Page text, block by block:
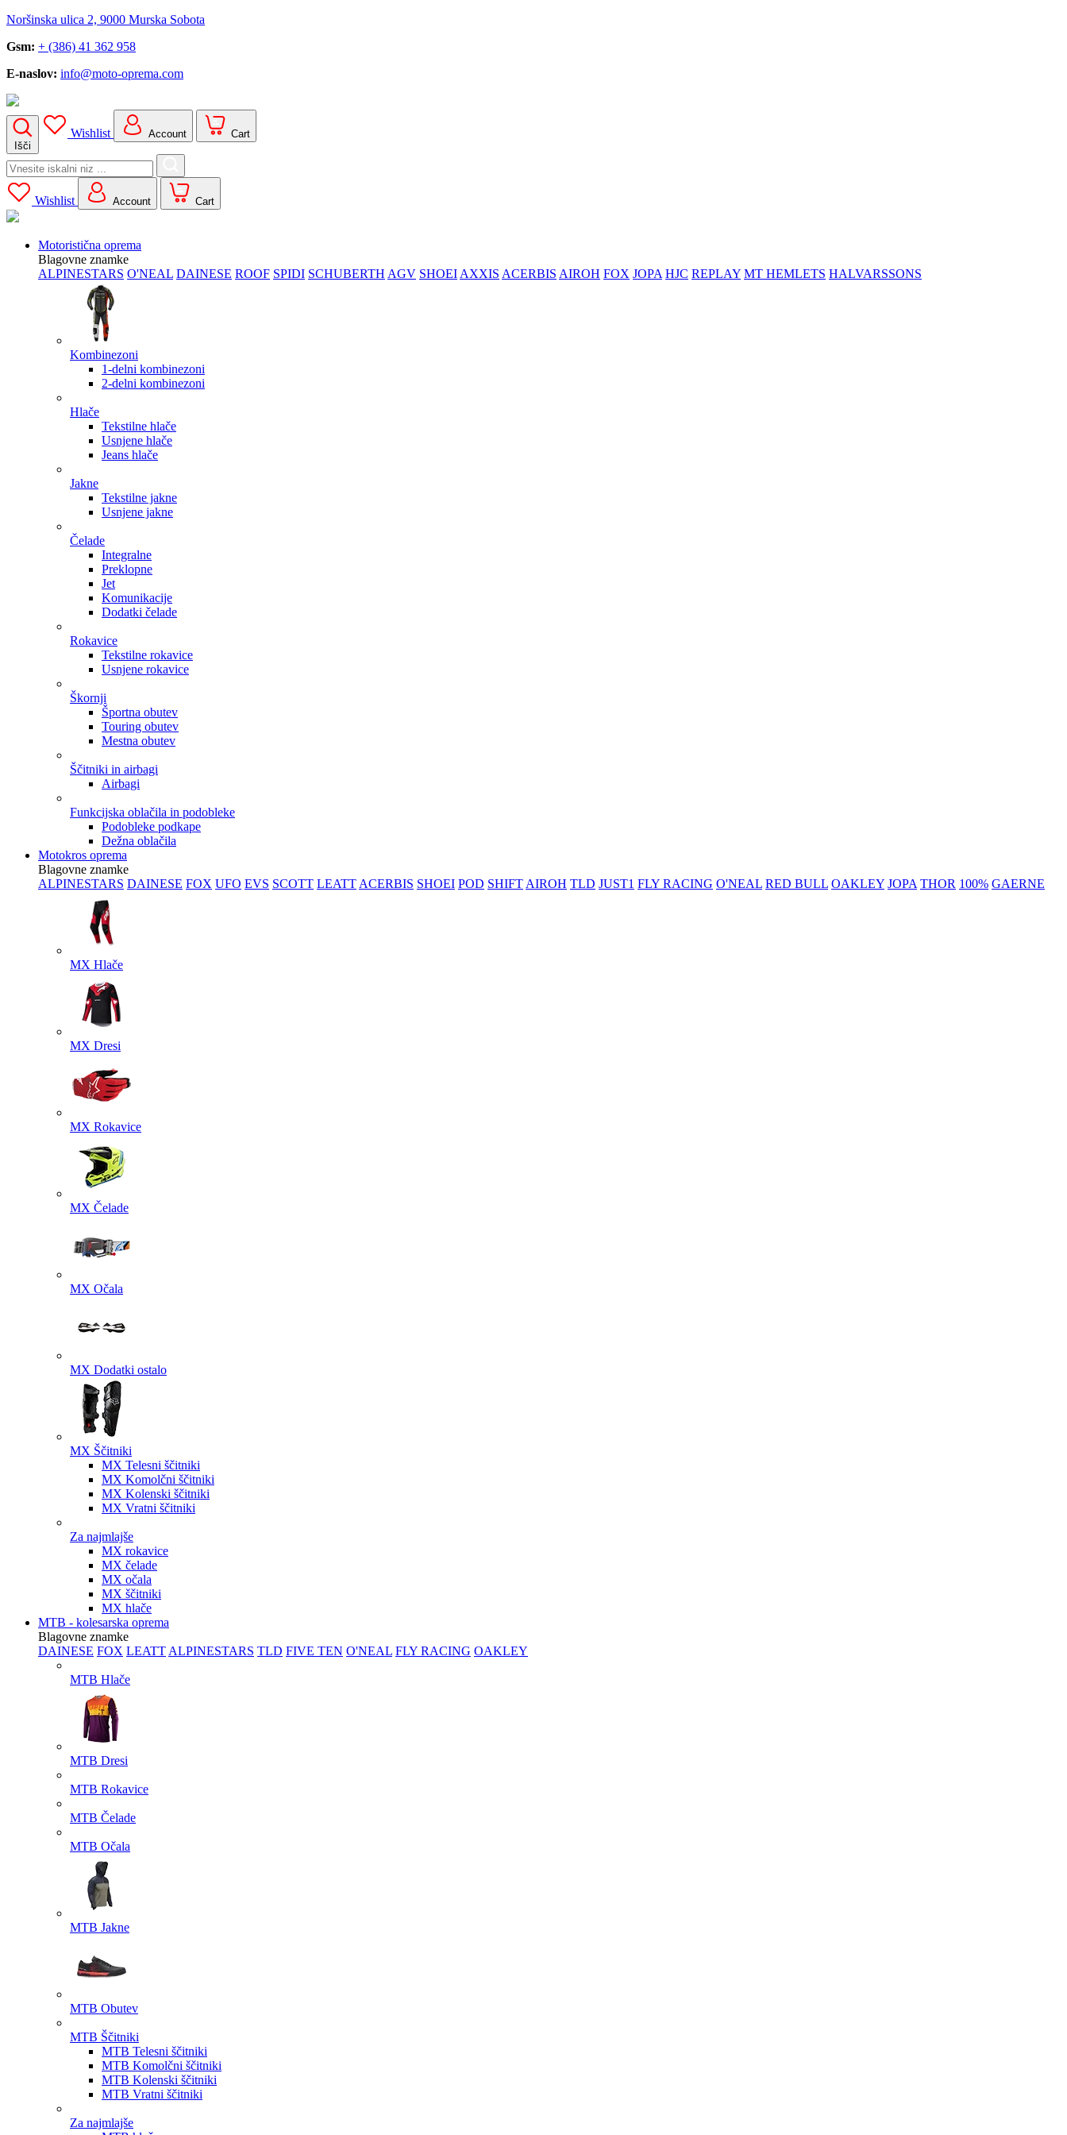
Noršinska ulica 2, 9000 Murska Sobota
Gsm: + (386) 41 362 958
E-naslov: info@moto-oprema.com
Išči
Wishlist Account Cart
Search
for:
Wishlist
Account Cart
Motoristična oprema
Blagovne znamke
ALPINESTARS O'NEAL DAINESE ROOF SPIDI SCHUBERTH AGV SHOEI AXXIS ACERBIS AIROH FOX JOPA HJC REPLAY MT HEMLETS HALVARSSONS
Kombinezoni
1-delni kombinezoni
2-delni kombinezoni
Hlače
Tekstilne hlače
Usnjene hlače
Jeans hlače
Jakne
Tekstilne jakne
Usnjene jakne
Čelade
Integralne
Preklopne
Jet
Komunikacije
Dodatki čelade
Rokavice
Tekstilne rokavice
Usnjene rokavice
Škornji
Športna obutev
Touring obutev
Mestna obutev
Ščitniki in airbagi
Airbagi
Funkcijska oblačila in podobleke
Podobleke podkape
Dežna oblačila
Motokros oprema
Blagovne znamke
ALPINESTARS DAINESE FOX UFO EVS SCOTT LEATT ACERBIS SHOEI POD SHIFT AIROH TLD JUST1 FLY RACING O'NEAL RED BULL OAKLEY JOPA THOR 100% GAERNE
MX Hlače
MX Dresi
MX Rokavice
MX Čelade
MX Očala
MX Dodatki ostalo
MX Ščitniki
MX Telesni ščitniki
MX Komolčni ščitniki
MX Kolenski ščitniki
MX Vratni ščitniki
Za najmlajše
MX rokavice
MX čelade
MX očala
MX ščitniki
MX hlače
MTB - kolesarska oprema
Blagovne znamke
DAINESE FOX LEATT ALPINESTARS TLD FIVE TEN O'NEAL FLY RACING OAKLEY
MTB Hlače
MTB Dresi
MTB Rokavice
MTB Čelade
MTB Očala
MTB Jakne
MTB Obutev
MTB Ščitniki
MTB Telesni ščitniki
MTB Komolčni ščitniki
MTB Kolenski ščitniki
MTB Vratni ščitniki
Za najmlajše